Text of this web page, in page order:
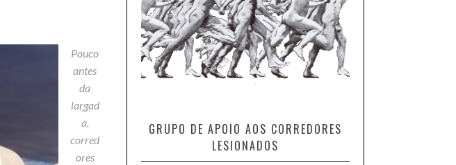
Pouco
antes
da
largad
a,
corred
ores
GRUPO DE APOIO AOS CORREDORES
LESIONADOS